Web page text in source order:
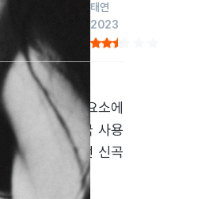
태연
2023
은 단편적인 요소에
드웨어를 적극 사용
것과 달리 이번 신곡
다.